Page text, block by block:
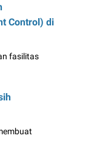
Control) di
fasilitas